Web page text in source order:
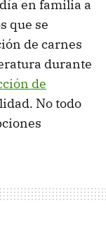
en familia a
que se
de carnes
durante
de
No todo